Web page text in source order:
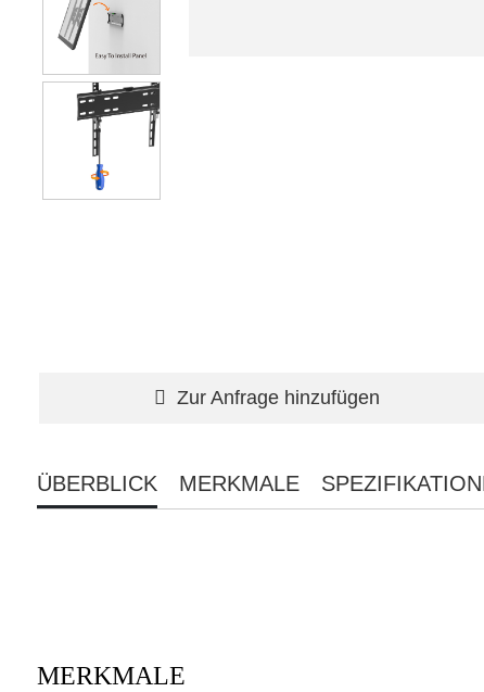
Zur Anfrage hinzufügen
ÜBERBLICK MERKMALE
MERKMALE